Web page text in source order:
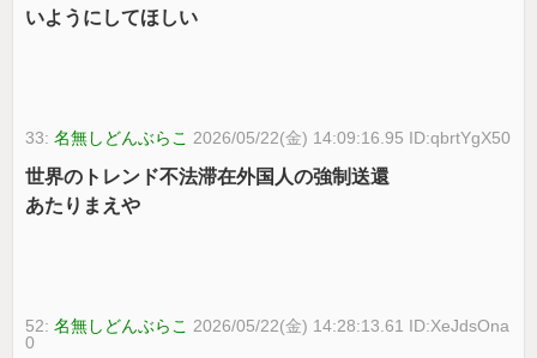
いようにしてほしい
33:名無しどんぶらこ 2026/05/22(金) 14:09:16.95 ID:qbrtYgX50
世界のトレンド不法滞在外国人の強制送還
あたりまえや
52:名無しどんぶらこ 2026/05/22(金) 14:28:13.61 ID:XeJdsOna
0